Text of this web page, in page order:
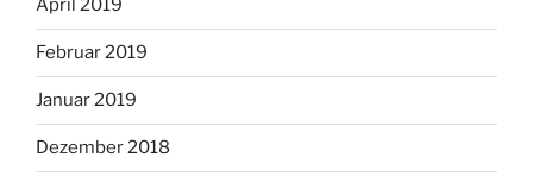
April 2019
Februar 2019
Januar 2019
Dezember 2018